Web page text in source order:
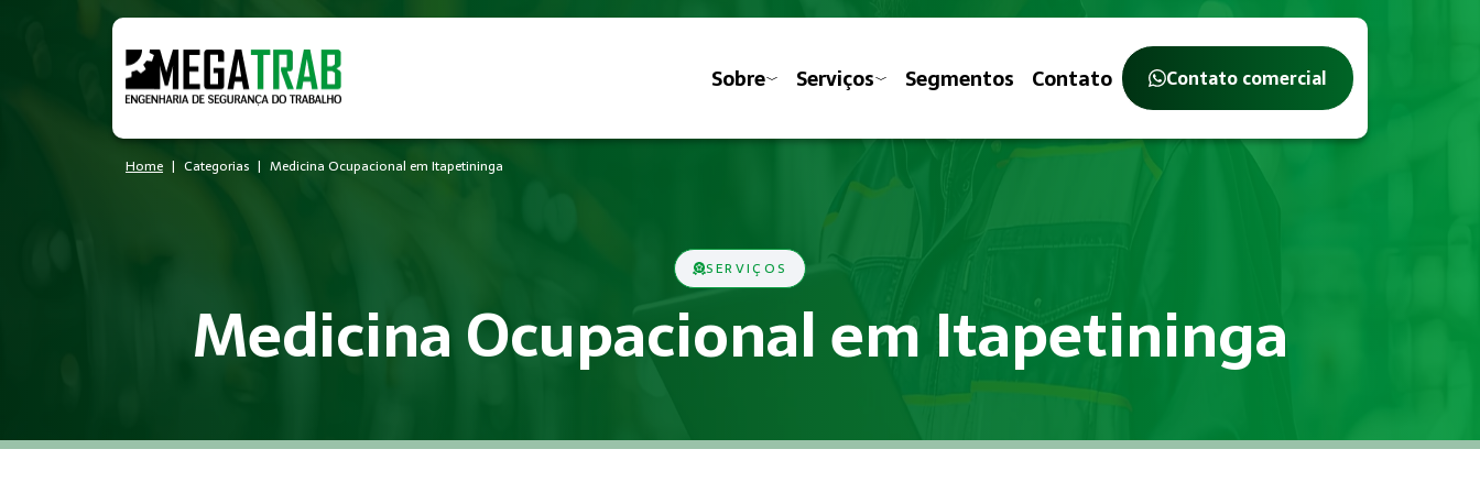
Sobre Serviços Segmentos Contato Contato comercial
Home Categorias Medicina Ocupacional em Itapetininga
SERVIÇOS
Medicina Ocupacional em Itapetininga
Medicina Ocupacional é um conjunto de medidas técnicas e administrativas previstas nas Normas Regulamentadoras do Ministério do Trabalho, com o objetivo de identificar,